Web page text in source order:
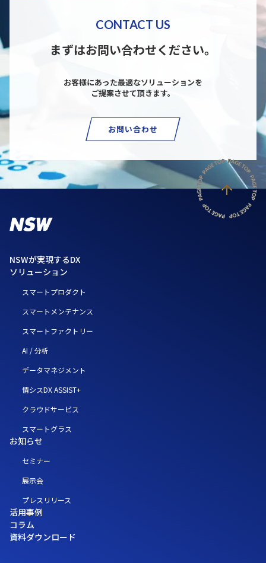
CONTACT US
まずはお問い合わせください。
お客様にあった最適なソリューションを
ご提案させて頂きます。
お問い合わせ
NSWが実現するDX
ソリューション
スマートプロダクト
スマートメンテナンス
スマートファクトリー
AI / 分析
データマネジメント
情シスDX ASSIST+
クラウドサービス
スマートグラス
お知らせ
セミナー
展示会
プレスリリース
活用事例
コラム
資料ダウンロード